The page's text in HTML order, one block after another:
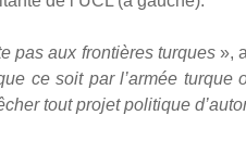
pas aux fron­tières turques»,
ce soit par l’armée turque
tout pro­jet poli­tique